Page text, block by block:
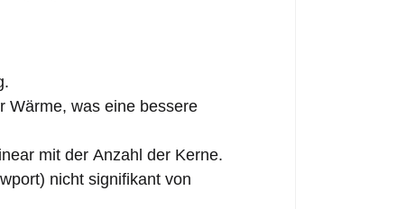
Wärme, was eine bessere
mit der Anzahl der Kerne.
nicht signifikant von